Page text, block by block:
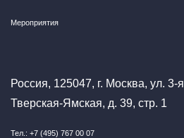
Мероприятия
Россия, 125047, г. Москва, ул. 3-я
Тверская-Ямская, д. 39, стр. 1
Тел.: +7 (495) 767 00 07